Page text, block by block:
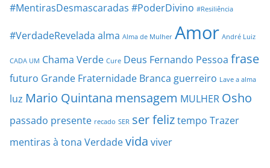
#MentirasDesmascaradas #PoderDivino #Resiliência
#VerdadeRevelada alma Alma de Mulher Amor André Luiz
CADA UM Chama Verde Cure Deus Fernando Pessoa frase
futuro Grande Fraternidade Branca guerreiro Lave a alma
luz Mario Quintana mensagem MULHER Osho
passado presente recado SER ser feliztempo Trazer
mentiras à tona Verdadevida viver